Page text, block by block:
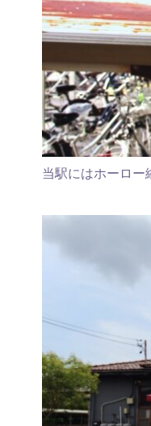
当駅にはホーロー